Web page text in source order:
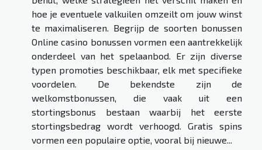
hoe je eventuele valkuilen omzeilt om jouw winst
te maximaliseren. Begrijp de soorten bonussen
Online casino bonussen vormen een aantrekkelijk
onderdeel van het spelaanbod. Er zijn diverse
typen promoties beschikbaar, elk met specifieke
voordelen. De bekendste zijn de
welkomstbonussen, die vaak uit een
stortingsbonus bestaan waarbij het eerste
stortingsbedrag wordt verhoogd. Gratis spins
vormen een populaire optie, vooral bij nieuwe...